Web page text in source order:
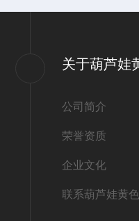
关于葫芦娃
公司简介
荣誉资质
企业文化
联系葫芦娃黄